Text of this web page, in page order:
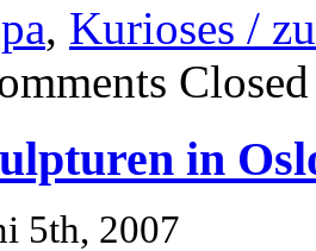
, Kurioses /
Closed
in
5th, 2007